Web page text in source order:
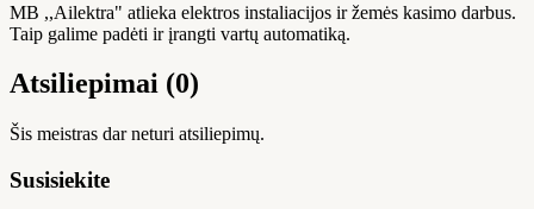
MB ,,Ailektra" atlieka elektros instaliacijos ir žemės kasimo darbus.
Taip galime padėti ir įrangti vartų automatiką.
Atsiliepimai (0)
Šis meistras dar neturi atsiliepimų.
Susisiekite